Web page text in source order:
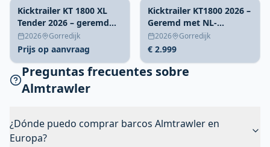
Kicktrailer KT 1800 XL
Tender 2026 – geremd
met NL-kenteken
2026 Gorredijk
Prijs op aanvraag
Kicktrailer KT1800 2026 –
Geremd met NL-
kenteken 1800kg
2026 Gorredijk
€ 2.999
Preguntas frecuentes sobre
Almtrawler
¿Dónde puedo comprar barcos Almtrawler en
Europa?